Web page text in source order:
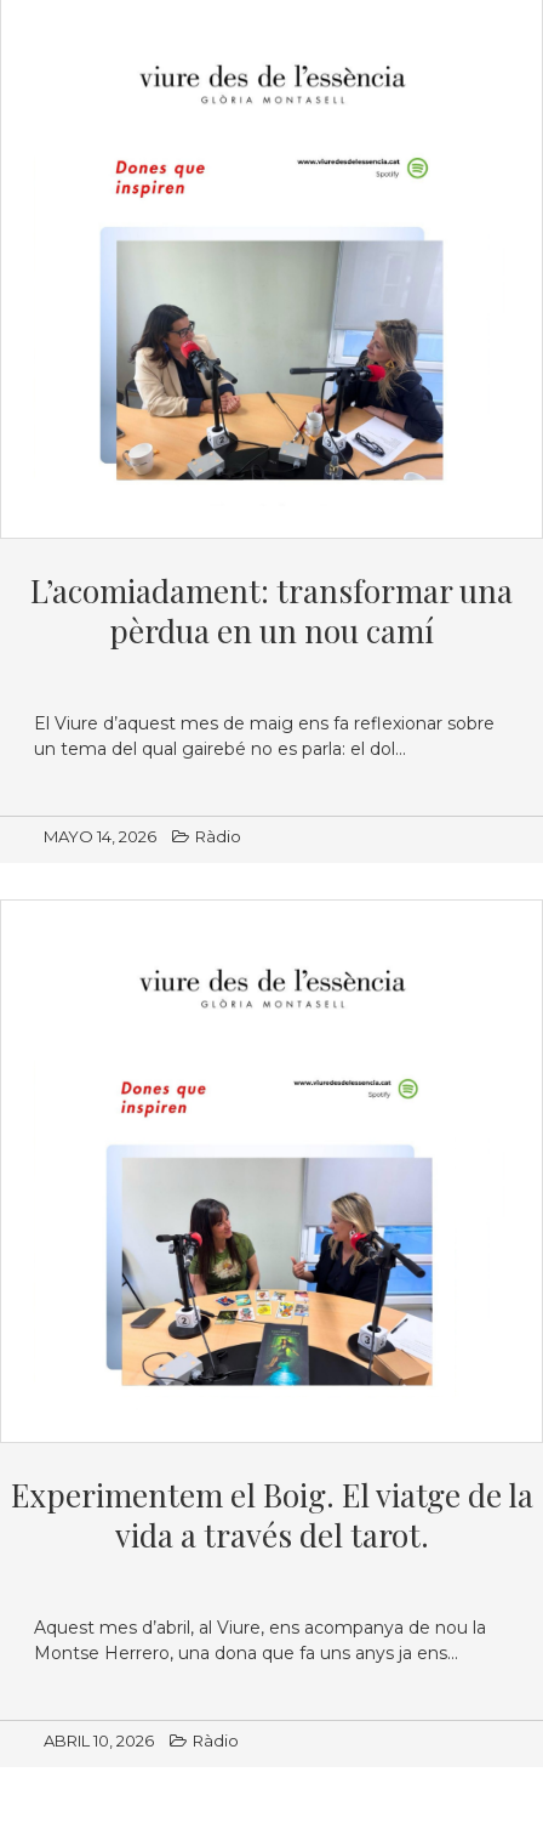
L’acomiadament: transformar una
pèrdua en un nou camí
MAYO 14, 2026 Ràdio
El Viure d’aquest mes de maig ens fa reflexionar sobre
un tema del qual gairebé no es parla: el dol...
Experimentem el Boig. El viatge de la
vida a través del tarot.
ABRIL 10, 2026 Ràdio
Aquest mes d’abril, al Viure, ens acompanya de nou la
Montse Herrero, una dona que fa uns anys ja ens...